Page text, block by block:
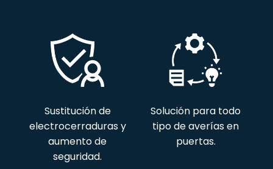
Sustitución de
electrocerraduras y
aumento de
seguridad.
Solución para todo
tipo de averías en
puertas.